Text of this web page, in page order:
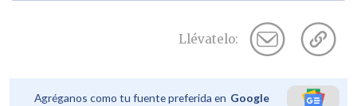
Llévatelo:
Agréganos como tu fuente preferida en Google